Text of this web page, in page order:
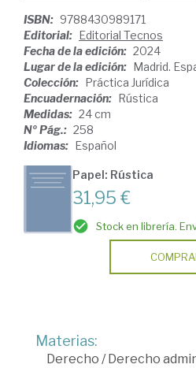
ISBN: 9788430989171
Editorial: Editorial Tecnos
Fecha de la edición: 2024
Lugar de la edición: Madrid.
Colección: Práctica Jurídica
Encuadernación: Rústica
Medidas: 24 cm
Nº Pág.: 258
Idiomas: Español
Papel: Rústica
31,95 €
Stock en librería.
Materias:
Derecho /Derecho